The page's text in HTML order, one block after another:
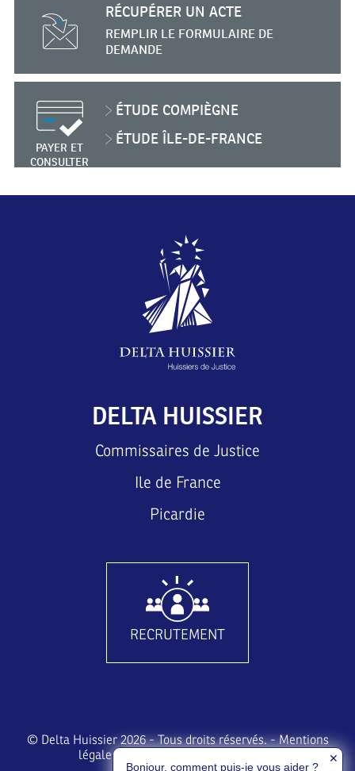
RÉCUPÉRER UN ACTE
REMPLIR LE FORMULAIRE DE
DEMANDE
PAYER ET
CONSULTER
ÉTUDE COMPIÈGNE
ÉTUDE ÎLE-DE-FRANCE
RECRUTEMENT
DELTA HUISSIER
Commissaires de Justice
Ile de France
Picardie
© Delta Huissier 2026 - Tous droits réservés. -Mentions
légales
Bonjour, comment puis-je vous aider ?
✕